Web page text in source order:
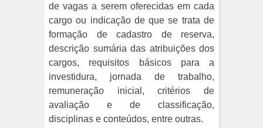
de vagas a serem oferecidas em cada
cargo ou indicação de que se trata de
formação de cadastro de reserva,
descrição sumária das atribuições dos
cargos, requisitos básicos para a
investidura, jornada de trabalho,
remuneração inicial, critérios de
avaliação e de classificação,
disciplinas e conteúdos, entre outras.